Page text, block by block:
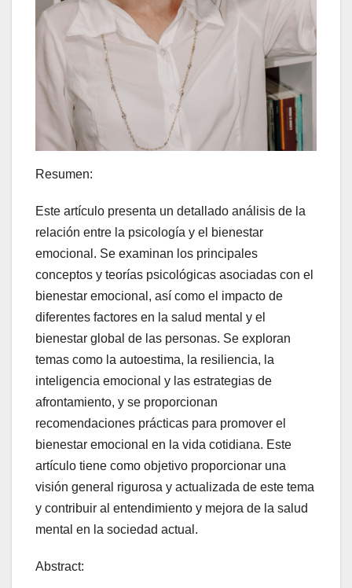
Resumen:
Este artículo presenta un detallado análisis de la
relación entre la psicología y el bienestar
emocional. Se examinan los principales
conceptos y teorías psicológicas asociadas con el
bienestar emocional, así como el impacto de
diferentes factores en la salud mental y el
bienestar global de las personas. Se exploran
temas como la autoestima, la resiliencia, la
inteligencia emocional y las estrategias de
afrontamiento, y se proporcionan
recomendaciones prácticas para promover el
bienestar emocional en la vida cotidiana. Este
artículo tiene como objetivo proporcionar una
visión general rigurosa y actualizada de este tema
y contribuir al entendimiento y mejora de la salud
mental en la sociedad actual.
Abstract: